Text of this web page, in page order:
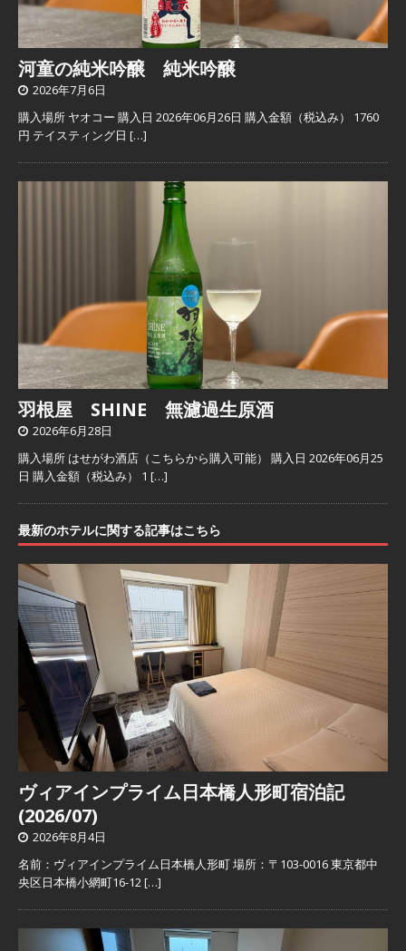
河童の純米吟醸 純米吟醸
2026年7月6日
購入場所 ヤオコー 購入日 2026年06月26日 購入金額（税込み） 1760
円 テイスティング日 […]
羽根屋 SHINE 無濾過生原酒
2026年6月28日
購入場所 はせがわ酒店（こちらから購入可能） 購入日 2026年06月25
日 購入金額（税込み） 1 […]
最新のホテルに関する記事はこちら
ヴィアインプライム日本橋人形町宿泊記
(2026/07)
2026年8月4日
名前：ヴィアインプライム日本橋人形町 場所：〒103-0016 東京都中
央区日本橋小網町16-12[…]